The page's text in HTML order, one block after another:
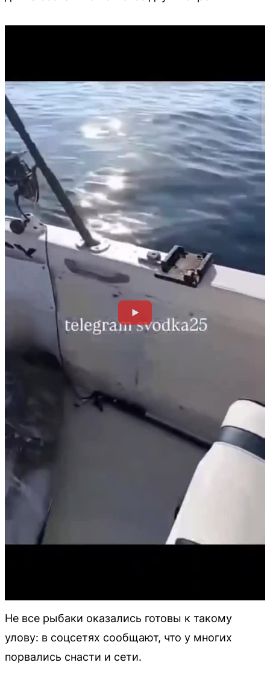
Не все рыбаки оказались готовы к такому
улову: в соцсетях сообщают, что у многих
порвались снасти и сети.